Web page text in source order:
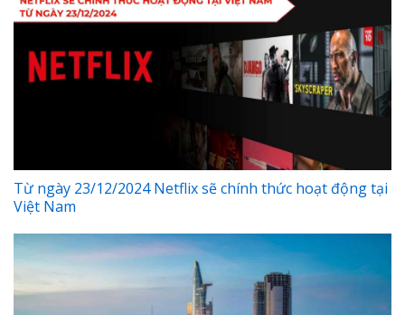
Từ ngày 23/12/2024 Netflix sẽ chính thức hoạt động tại
Việt Nam